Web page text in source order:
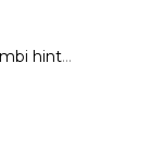
Bremssattel Toyota Avensis Kombi hinten links Fahrerseite